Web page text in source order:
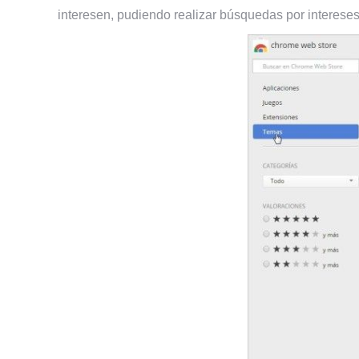
interesen, pudiendo realizar búsquedas por